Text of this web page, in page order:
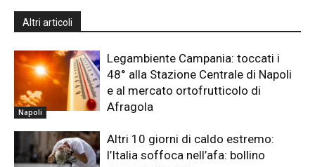
Altri articoli
Napoli
Legambiente Campania: toccati i
48° alla Stazione Centrale di Napoli
e al mercato ortofrutticolo di
Afragola
Altri 10 giorni di caldo estremo:
l’Italia soffoca nell’afa: bollino